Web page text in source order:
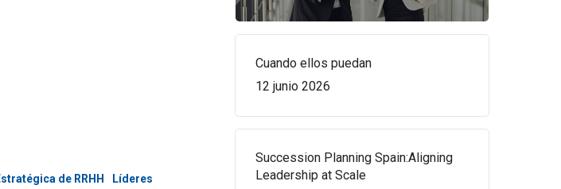
de RRHH Líderes
Cuando ellos puedan
12 junio 2026
Succession Planning Spain:Aligning
Leadership at Scale